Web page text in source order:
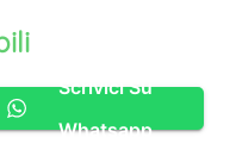
Scrivici Su
Whatsapp